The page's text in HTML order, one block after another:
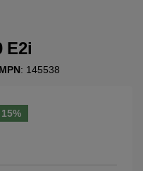
E2i
MPN: 145538